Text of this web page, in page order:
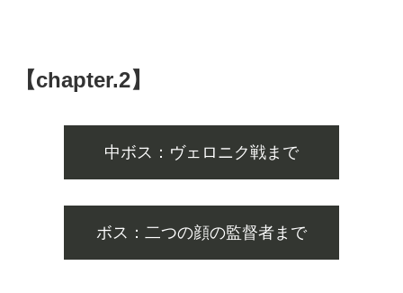
【chapter.2】
中ボス：ヴェロニク戦まで
ボス：二つの顔の監督者まで